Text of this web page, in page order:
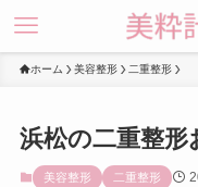
ホーム 美容整形 二重整形
浜松の二重整
美容整形 二重整形